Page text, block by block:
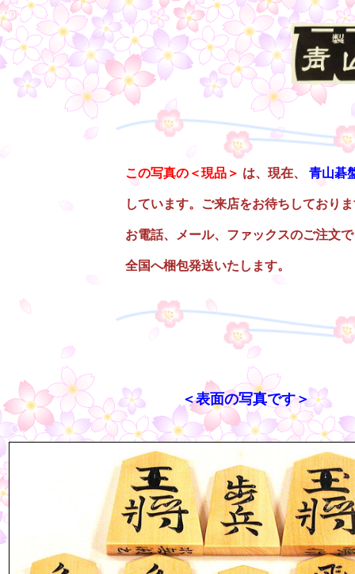
top1f
○
この写真の＜現品＞ は、現在、 青山碁
しています。ご来店をお待ちしており
お電話、メール、ファックスのご注文
全国へ梱包発送いたします。
＜表面の写真です＞
○